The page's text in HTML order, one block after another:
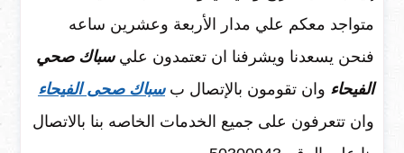
متواجد معكم علي مدار الأربعة وعشرين ساعه
فنحن يسعدنا ويشرفنا ان تعتمدون عليسباك صحي
الفيحاء وان تقومون بالإتصال بسباك صحى الفيحاء
وان تتعرفون على جميع الخدمات الخاصه بنا بالاتصال